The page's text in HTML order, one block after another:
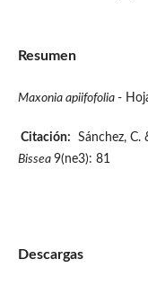
Resumen
Maxonia apiifofolia -
Citación: Sánchez, C.
Bissea 9(ne3): 81
Descargas